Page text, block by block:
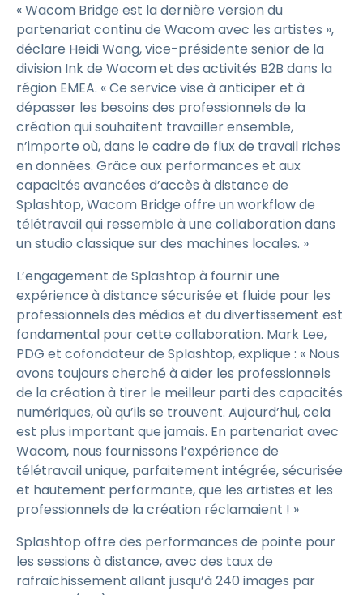
« Wacom Bridge est la dernière version du
partenariat continu de Wacom avec les artistes »,
déclare Heidi Wang, vice-présidente senior de la
division Ink de Wacom et des activités B2B dans la
région EMEA. « Ce service vise à anticiper et à
dépasser les besoins des professionnels de la
création qui souhaitent travailler ensemble,
n’importe où, dans le cadre de flux de travail riches
en données. Grâce aux performances et aux
capacités avancées d’accès à distance de
Splashtop, Wacom Bridge offre un workflow de
télétravail qui ressemble à une collaboration dans
un studio classique sur des machines locales. »
L’engagement de Splashtop à fournir une
expérience à distance sécurisée et fluide pour les
professionnels des médias et du divertissement est
fondamental pour cette collaboration. Mark Lee,
PDG et cofondateur de Splashtop, explique : « Nous
avons toujours cherché à aider les professionnels
de la création à tirer le meilleur parti des capacités
numériques, où qu’ils se trouvent. Aujourd’hui, cela
est plus important que jamais. En partenariat avec
Wacom, nous fournissons l’expérience de
télétravail unique, parfaitement intégrée, sécurisée
et hautement performante, que les artistes et les
professionnels de la création réclamaient ! »
Splashtop offre des performances de pointe pour
les sessions à distance, avec des taux de
rafraîchissement allant jusqu’à 240 images par